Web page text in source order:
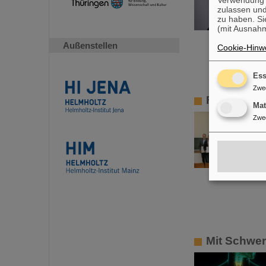
Außenstellen
FAIR-
Mit
zulassen
zu haben.
(mit
Cookie-